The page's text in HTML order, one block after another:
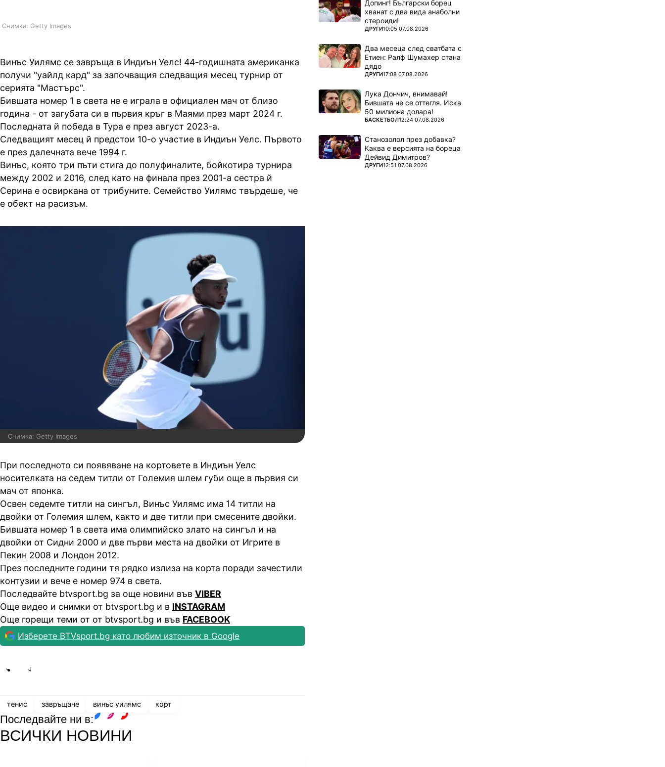
Снимка: Getty Images
Винъс Уилямс се завръща в Индиън Уелс! 44-годишната американка
получи "уайлд кард" за започващия следващия месец турнир от
серията "Мастърс".
Бившата номер 1 в света не е играла в официален мач от близо
година - от загубата си в първия кръг в Маями през март 2024 г.
Последната й победа в Тура е през август 2023-а.
Следващият месец й предстои 10-о участие в Индиън Уелс. Първото
е през далечната вече 1994 г.
Винъс, която три пъти стига до полуфиналите, бойкотира турнира
между 2002 и 2016, след като на финала през 2001-а сестра й
Серина е освиркана от трибуните. Семейство Уилямс твърдеше, че
е обект на расизъм.
Снимка: Getty Images
При последното си появяване на кортовете в Индиън Уелс
носителката на седем титли от Големия шлем губи още в първия си
мач от японка.
Освен седемте титли на сингъл, Винъс Уилямс има 14 титли на
двойки от Големия шлем, както и две титли при смесените двойки.
Бившата номер 1 в света има олимпийско злато на сингъл и на
двойки от Сидни 2000 и две първи места на двойки от Игрите в
Пекин 2008 и Лондон 2012.
През последните години тя рядко излиза на корта поради зачестили
контузии и вече е номер 974 в света.
Последвайте btvsport.bg за още новини във VIBER
Още видео и снимки от btvsport.bg и в INSTAGRAM
Още горещи теми от от btvsport.bg и във FACEBOOK
Изберете BTVsport.bg като любим източник в Google
тенис завръщане винъс уилямс корт
Последвайте ни в:
ВСИЧКИ НОВИНИ
Допинг! Български борец
хванат с два вида анаболни
стероиди!
ПОВЕЧЕ ОТ
ДРУГИ10:05 07.08.2026
Два месеца след сватбата с
Етиен: Ралф Шумахер стана
дядо
ПОВЕЧЕ ОТ
ДРУГИ17:08 07.08.2026
Лука Дончич, внимавай!
Бившата не се оттегля. Иска
50 милиона долара!
ПОВЕЧЕ ОТ
БАСКЕТБОЛ12:24 07.08.2026
Станозолол през добавка?
Каква е версията на бореца
Дейвид Димитров?
ПОВЕЧЕ ОТ
ДРУГИ12:51 07.08.2026